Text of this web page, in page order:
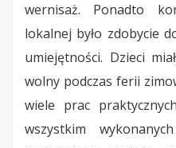
wernisaż. Ponadto
lokalnej było zdobycie
umiejętności. Dzieci
wolny podczas ferii
wiele prac
wszystkim